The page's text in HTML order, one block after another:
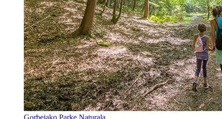
Gorbeiako Parke Naturala